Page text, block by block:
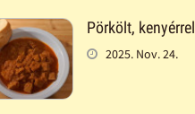
Pörkölt, kenyérrel
2025. Nov. 24.